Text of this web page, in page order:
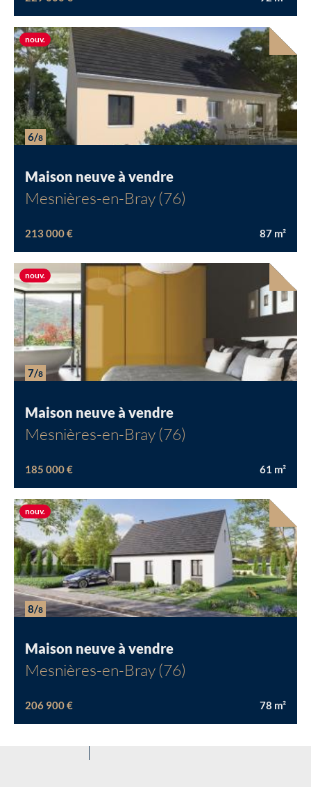
6/8
Maison neuve à vendre
Mesnières-en-Bray (76)
213 000 € 87 m²
nouv.Nouvelle offre
7/8
Maison neuve à vendre
Mesnières-en-Bray (76)
185 000 € 61 m²
nouv.Nouvelle offre
8/8
Maison neuve à vendre
Mesnières-en-Bray (76)
206 900 € 78 m²
nouv.Nouvelle offre